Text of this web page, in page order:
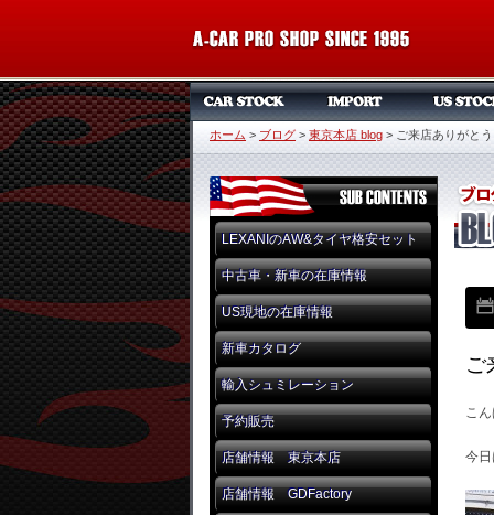
ホーム > ブログ > 東京本店 blog > ご来店ありがと
LEXANIのAW&タイヤ格安セット
中古車・新車の在庫情報
US現地の在庫情報
新車カタログ
輸入シュミレーション
予約販売
店舗情報 東京本店
店舗情報 GDFactory
ご
こ
今